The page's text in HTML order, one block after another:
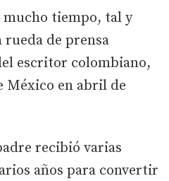
tiempo, tal y
rueda de prensa
escritor colombiano,
México en abril de
recibió varias
años para convertir